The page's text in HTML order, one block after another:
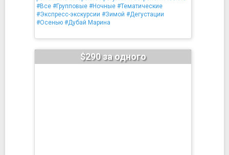
#Все #Групповые #Ночные #Тематические
#Экспресс-экскурсии #Зимой #Дегустации
#Осенью #Дубай Марина
$290 за одного